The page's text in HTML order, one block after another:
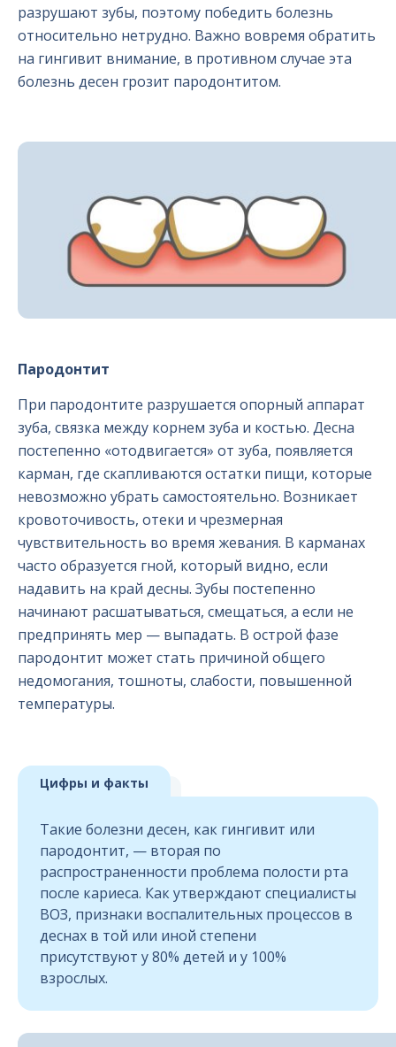
разрушают зубы, поэтому победить болезнь
относительно нетрудно. Важно вовремя обратить
на гингивит внимание, в противном случае эта
болезнь десен грозит пародонтитом.
Пародонтит
При пародонтите разрушается опорный аппарат
зуба, связка между корнем зуба и костью. Десна
постепенно «отодвигается» от зуба, появляется
карман, где скапливаются остатки пищи, которые
невозможно убрать самостоятельно. Возникает
кровоточивость, отеки и чрезмерная
чувствительность во время жевания. В карманах
часто образуется гной, который видно, если
надавить на край десны. Зубы постепенно
начинают расшатываться, смещаться, а если не
предпринять мер — выпадать. В острой фазе
пародонтит может стать причиной общего
недомогания, тошноты, слабости, повышенной
температуры.
Цифры и факты
Такие болезни десен, как гингивит или
пародонтит, — вторая по
распространенности проблема полости рта
после кариеса. Как утверждают специалисты
ВОЗ, признаки воспалительных процессов в
деснах в той или иной степени
присутствуют у 80% детей и у 100%
взрослых.